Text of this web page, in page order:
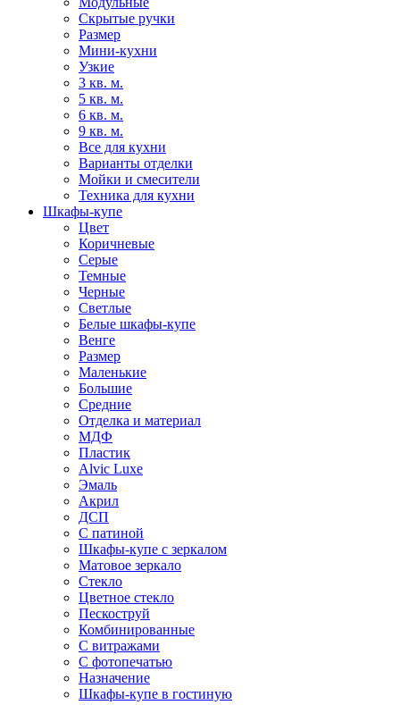
Скрытые ручки
Размер
Мини-кухни
Узкие
3 кв. м.
5 кв. м.
6 кв. м.
9 кв. м.
Все для кухни
Варианты отделки
Мойки и смесители
Техника для кухни
Шкафы-купе
Цвет
Коричневые
Серые
Темные
Черные
Светлые
Белые шкафы-купе
Венге
Размер
Маленькие
Большие
Средние
Отделка и материал
МДФ
Пластик
Alvic Luxe
Эмаль
Акрил
ДСП
С патиной
Шкафы-купе с зеркалом
Матовое зеркало
Стекло
Цветное стекло
Пескоструй
Комбинированные
С витражами
С фотопечатью
Назначение
Шкафы-купе в гостиную